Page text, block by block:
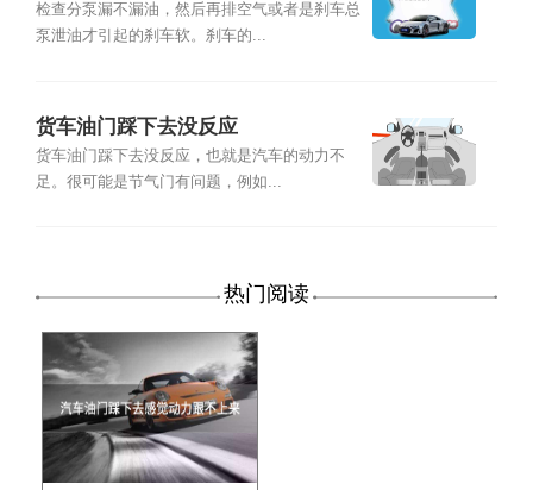
检查分泵漏不漏油，然后再排空气或者是刹车总
泵泄油才引起的刹车软。刹车的...
货车油门踩下去没反应
货车油门踩下去没反应，也就是汽车的动力不
足。很可能是节气门有问题，例如...
热门阅读